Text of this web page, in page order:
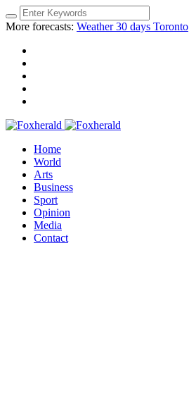
More forecasts: Weather 30 days Toronto
Home
World
Arts
Business
Sport
Opinion
Media
Contact